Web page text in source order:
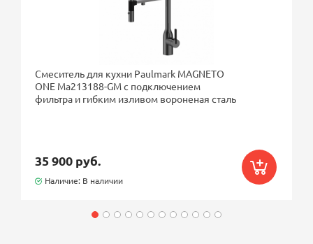
Смеситель для кухни Paulmark MAGNETO
ONE Ma213188-GM с подключением
фильтра и гибким изливом вороненая сталь
35 900 руб.
Наличие: В наличии